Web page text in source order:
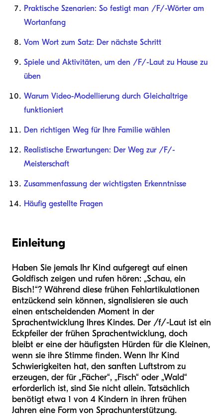
Praktische Szenarien: So festigt man /F/-Wörter am
Wortanfang
Vom Wort zum Satz: Der nächste Schritt
Spiele und Aktivitäten, um den /F/-Laut zu Hause zu
üben
Warum Video-Modellierung durch Gleichaltrige
funktioniert
Den richtigen Weg für Ihre Familie wählen
Realistische Erwartungen: Der Weg zur /F/-
Meisterschaft
Zusammenfassung der wichtigsten Erkenntnisse
Häufig gestellte Fragen
Einleitung
Haben Sie jemals Ihr Kind aufgeregt auf einen
Goldfisch zeigen und rufen hören: „Schau, ein
Bisch!“? Während diese frühen Fehlartikulationen
entzückend sein können, signalisieren sie auch
einen entscheidenden Moment in der
Sprachentwicklung Ihres Kindes. Der /f/-Laut ist ein
Eckpfeiler der frühen Sprachentwicklung, doch
bleibt er eine der häufigsten Hürden für die Kleinen,
wenn sie ihre Stimme finden. Wenn Ihr Kind
Schwierigkeiten hat, den sanften Luftstrom zu
erzeugen, der für „Fächer“, „Fisch“ oder „Wald“
erforderlich ist, sind Sie nicht allein. Tatsächlich
benötigt etwa 1 von 4 Kindern in ihren frühen
Jahren eine Form von Sprachunterstützung.